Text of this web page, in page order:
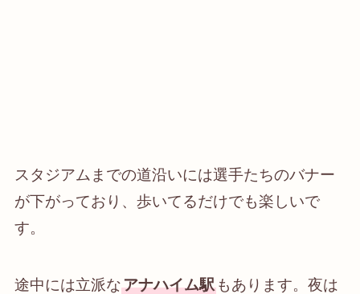
スタジアムまでの道沿いには選手たちのバナー
が下がっており、歩いてるだけでも楽しいで
す。
途中には立派なアナハイム駅もあります。夜は